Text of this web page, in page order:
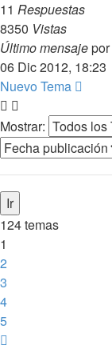
11 Respuestas
8350 Vistas
Último mensajepor
06 Dic 2012, 18:23
Nuevo Tema
Mostrar:
124 temas
1
2
3
4
5